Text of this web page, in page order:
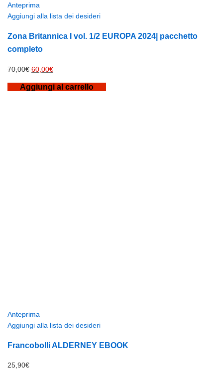
Anteprima
Aggiungi alla lista dei desideri
Zona Britannica I vol. 1/2 EUROPA 2024| pacchetto
completo
70,00€ Il
originale
60,00€Il
attuale
Aggiungi al carrello
Anteprima
Aggiungi alla lista dei desideri
Francobolli ALDERNEY EBOOK
25,90€